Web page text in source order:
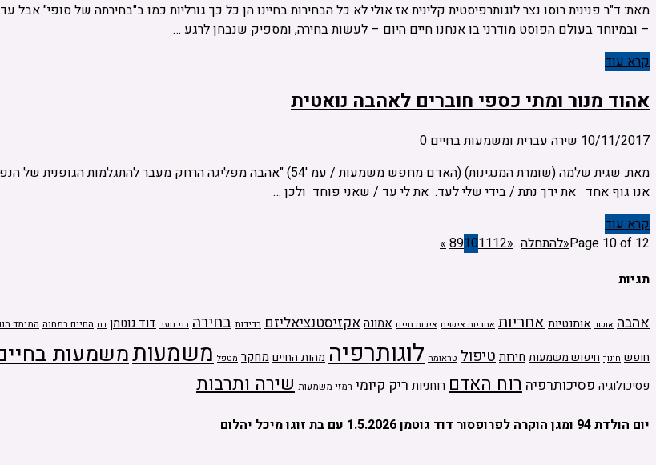
מאת: ד"ר פנינית רוסו נצר לוגותרפיסטית קלינית אז אולי לא כל הבחירות בחיינו הן כל כך גורליות כמו ב"בחירתה של סופי" אבל
– ובמיוחד בעולם הפוסט מודרני בו אנחנו חיים היום – לעשות בחירה, ומספיק שנבחן לרגע …
קרא עוד
אהוד מנור ומתי כספי חוברים לאהבה נואטית
10/11/2017 שירה עברית ומשמעות בחיים0
אנו גוף אחד את ידך נתת / בידי שלי לעד. את לי עד / שאני פוחד ולכן …
קרא עוד
Page 10 of 12«להתחלה...
«
89101112
»
תגיות
אהבה אושר אותנטיותאחריות אחריות אישית איכות חיים אמונהאקזיסטנציאליזם בדידות בחירה בני נוער דוד גוטמן דת החיים במחנה המימד
חופש חינוך חיפוש משמעותחירותטיפול טראומה לוגותרפיהמהות החייםמחקר מטפל משמעותמשמעות
פסיכולוגיהפסיכותרפיהרוח האדםרוחניותריק קיומי רמזי משמעות שירה ותרבות
יום הולדת 94 ומגן הוקרה לפרופסור דוד גוטמן 1.5.2026 עם בת זוגו מיכל יהלום